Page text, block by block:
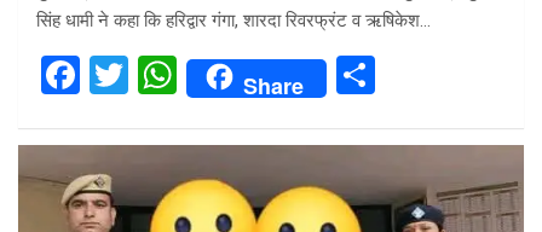
सिंह धामी ने कहा कि हरिद्वार गंगा, शारदा रिवरफ्रंट व ऋषिकेश…
F
ce
b
T
tt
er
W
h
at
s
Share
ar
e